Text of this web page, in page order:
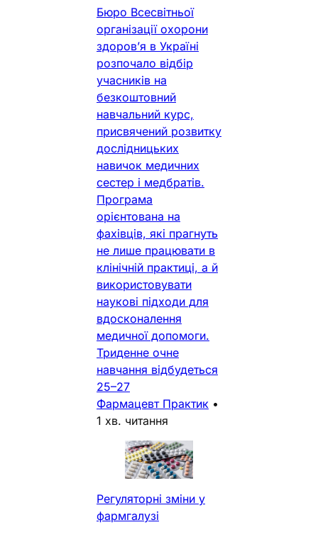
Бюро Всесвітньої
організації охорони
здоров’я в Україні
розпочало відбір
учасників на
безкоштовний
навчальний курс,
присвячений розвитку
дослідницьких
навичок медичних
сестер і медбратів.
Програма
орієнтована на
фахівців, які прагнуть
не лише працювати в
клінічній практиці, а й
використовувати
наукові підходи для
вдосконалення
медичної допомоги.
Триденне очне
навчання відбудеться
25–27
Фармацевт Практик •
1 хв. читання
Регуляторні зміни у
фармгалузі